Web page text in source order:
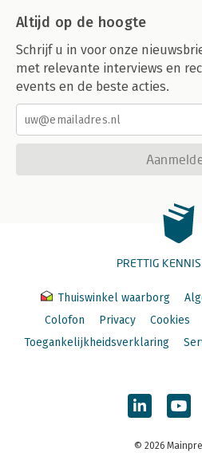
Altijd op de hoogte
Schrijf u in voor onze
met relevante interviews en
events en de beste acties.
PRETTIG
Thuiswinkel waarborg
Colofon
Privacy Cookies
Toegankelijkheidsverklaring
© 2026